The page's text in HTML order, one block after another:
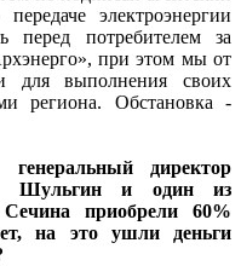
электроэнергии
перед потребителем за
при этом мы от
для выполнения своих
региона. Обстановка -
директор
Шульгин и один из
приобрели 60%
на это ушли деньги